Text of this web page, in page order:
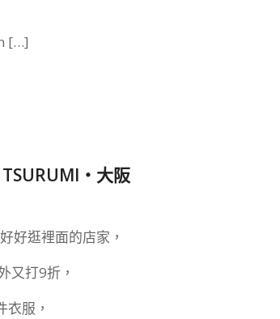
[…]
TSURUMI‧大阪
好逛裡面的店家，
又打9折，
服，